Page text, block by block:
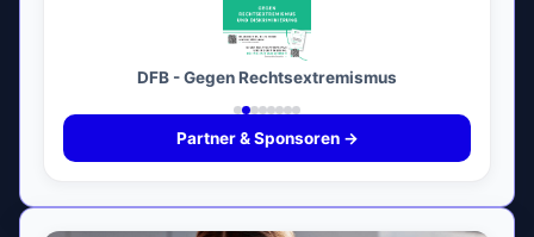
DFB - Gegen Rechtsextremismus
Partner & Sponsoren →